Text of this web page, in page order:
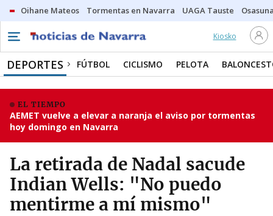
Oihane Mateos Tormentas en Navarra UAGA Tauste
Kiosko
DEPORTES FÚTBOL CICLISMO PELOTA
EL TIEMPO
AEMET vuelve a elevar a naranja el aviso por tormentas
hoy domingo en Navarra
La retirada de Nadal sacude
Indian Wells: "No puedo
mentirme a mí mismo"